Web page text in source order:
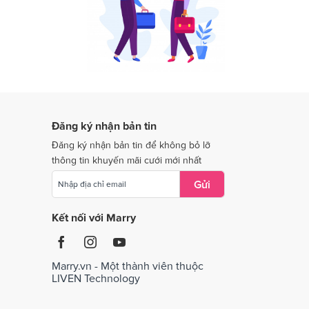
Dịch vụ cưới tại Quảng Nam
Dịch vụ cưới tại Quảng Trị
Dịch vụ cưới tại Thái Nguyên
Dịch vụ cưới tại Bắc Giang
Đăng ký nhận bản tin
Đăng ký nhận bản tin để không bỏ lỡ
thông tin khuyến mãi cưới mới nhất
Gửi
Kết nối với Marry
Marry.vn - Một thành viên thuộc
LIVEN Technology